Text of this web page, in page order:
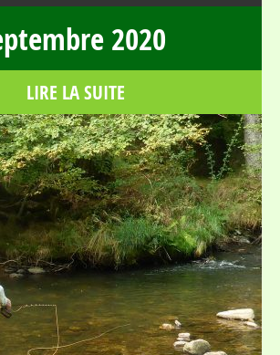
2020
LIRE LA SUITE